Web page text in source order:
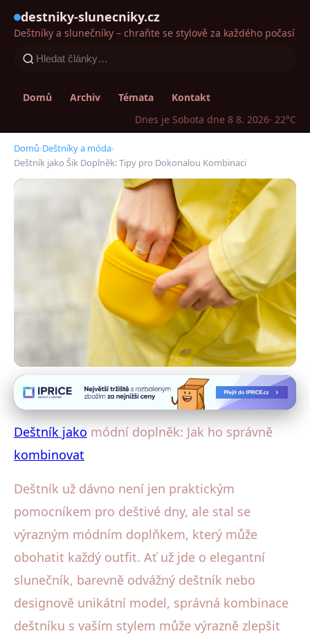
destniky-slunecniky.cz
Deštníky a slunečníky – chraňte se stylově za každého počasí
Domů Archiv Témata
Kontakt
Dnes je Sobota dne 8 8. 2026· 22°C
Domů›Deštníky a móda›
Deštník jako Šik Doplněk: Tipy pro Dokonalou Kombinaci
Deštníky a móda
Deštník jako Šik Doplněk: Tipy pro
Dokonalou Kombinaci
Deštník jako módní doplněk: Jak ho správně
kombinovat
Deštník už dávno není jen praktickým
pomocníkem pro deštivé dny, ale stal se
výrazným módním doplňkem, který může
obohatit každý outfit. Ať už jde o elegantní
slunečník, barevně odvážný deštník nebo
designově unikátní model, správná kombinace
deštníku s vaším stylem může výrazně zlepšit